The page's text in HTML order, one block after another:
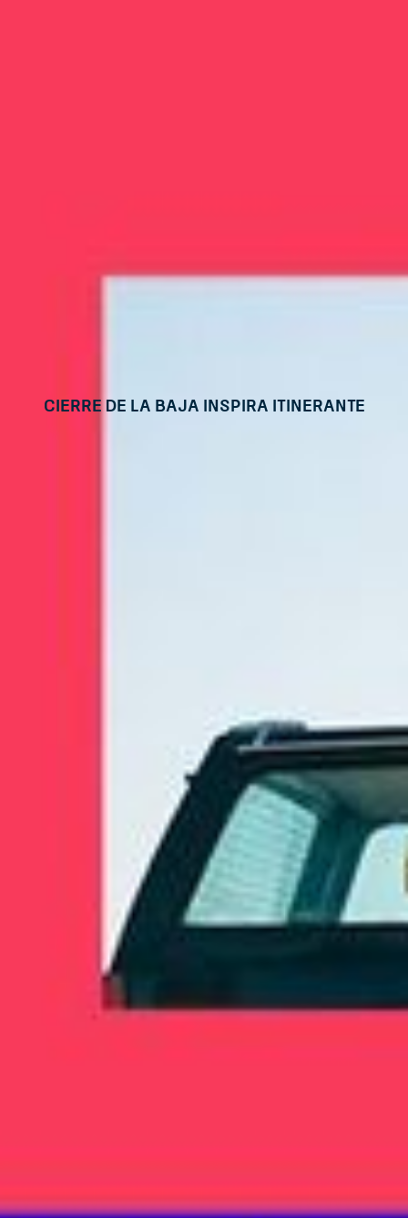
Cierre de La Baja Inspira Itinerante